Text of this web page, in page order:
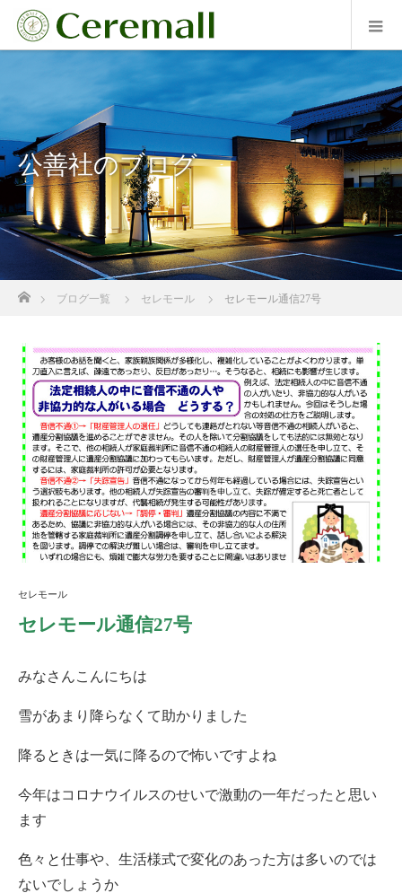
公善社のブログ
ブログ一覧 セレモール セレモール通信27号
セレモール
セレモール通信27号
みなさんこんにちは
雪があまり降らなくて助かりました
降るときは一気に降るので怖いですよね
今年はコロナウイルスのせいで激動の一年だったと思い
ます
色々と仕事や、生活様式で変化のあった方は多いのでは
ないでしょうか